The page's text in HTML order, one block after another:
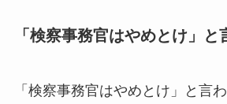
「検察事務官はやめとけ」と
「検察事務官はやめとけ」と言